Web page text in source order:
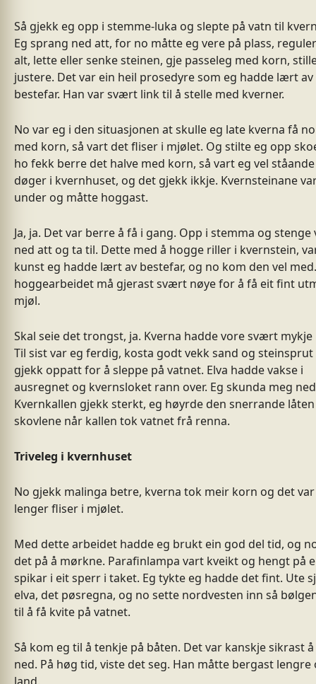
Så gjekk eg opp i stemme-luka og slepte på vatn til
Eg sprang ned att, for no måtte eg vere på plass,
alt, lette eller senke steinen, gje passeleg med korn,
justere. Det var ein heil prosedyre som eg hadde lært av
bestefar. Han var svært link til å stelle med kverner.
No var eg i den situasjonen at skulle eg late kverna få
med korn, så vart det fliser i mjølet. Og stilte eg opp
ho fekk berre det halve med korn, så vart eg vel
døger i kvernhuset, og det gjekk ikkje. Kvernsteinane
under og måtte hoggast.
Ja, ja. Det var berre å få i gang. Opp i stemma og stenge
ned att og ta til. Dette med å hogge riller i kvernstein,
kunst eg hadde lært av bestefar, og no kom den vel
hoggearbeidet må gjerast svært nøye for å få eit fint
mjøl.
Skal seie det trongst, ja. Kverna hadde vore svært
Til sist var eg ferdig, kosta godt vekk sand og
gjekk oppatt for å sleppe på vatnet. Elva hadde vakse i
ausregnet og kvernsloket rann over. Eg skunda meg
Kvernkallen gjekk sterkt, eg høyrde den snerrande
skovlene når kallen tok vatnet frå renna.
Triveleg i kvernhuset
No gjekk malinga betre, kverna tok meir korn og det
lenger fliser i mjølet.
Med dette arbeidet hadde eg brukt ein god del tid, og
det på å mørkne. Parafinlampa vart kveikt og hengt på
spikar i eit sperr i taket. Eg tykte eg hadde det fint. Ute
elva, det pøsregna, og no sette nordvesten inn så
til å få kvite på vatnet.
Så kom eg til å tenkje på båten. Det var kanskje sikrast å
ned. På høg tid, viste det seg. Han måtte bergast lengre